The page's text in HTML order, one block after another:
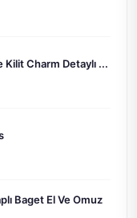
Kilit Charm Detaylı ...
Baget El Ve Omuz